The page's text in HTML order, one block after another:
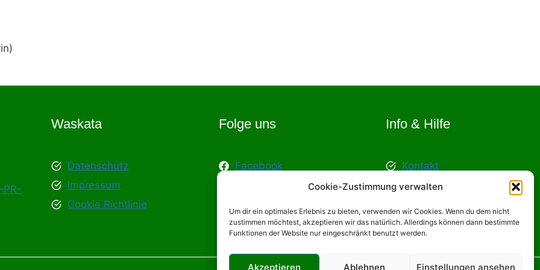
Cookie-Zustimmung verwalten
Um dir ein optimales Erlebnis zu bieten, verwenden wir Cookies. Wenn du dem nicht
zustimmen möchtest, akzeptieren wir das natürlich. Allerdings können dann bestimmte
Funktionen der Website nur eingeschränkt benutzt werden.
Akzeptieren Ablehnen Einstellungen ansehen
PR-
Waskata
Datenschutz
Impressum
Cookie Richtlinie
Folge uns
Facebook
Info & Hilfe
Kontakt
Kooperation